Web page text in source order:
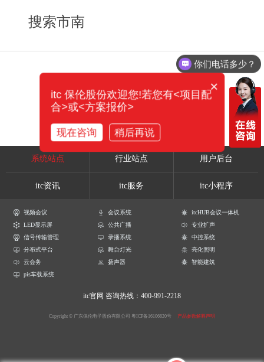
搜索市南
系统站点 行业站点 用户后台
itc资讯 itc服务 itc小程序
视频会议 会议系统
itcHUB会议一体机
LED显示屏
公共广播
专业扩声
信号传输管理
录播系统
中控系统
分布式平台
舞台灯光
亮化照明
云会务
扬声器
智能建筑
pis车载系统
itc官网 咨询热线：400-991-2218
Copyright © 广东保伦电子股份有限公司 粤ICP备16106620号 产品参数解释声明
你们电话多少？
×
itc 保伦股份欢迎您!若您有<项目配
合>或<方案报价>
现在咨询 稍后再说